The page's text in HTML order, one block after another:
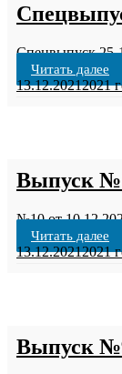
Спецвыпуск 25-
Читать далее
13.12.20212021
Выпуск
№10 от
Читать далее
13.12.20212021
Выпуск